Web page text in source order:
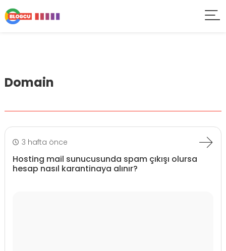
Domain
3 hafta önce
Hosting mail sunucusunda spam çıkışı olursa
hesap nasıl karantinaya alınır?